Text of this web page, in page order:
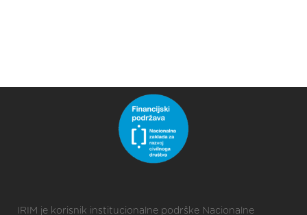
IRIM je korisnik institucionalne podrške Nacionalne